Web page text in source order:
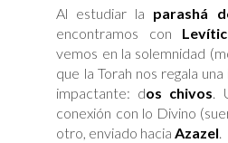
Al estudiar la parashá
encontramos con
vemos en la solemnidad
que la Torah nos regala
impactante: dos chivos.
conexión con lo Divino
otro, enviado haciaAzazel.